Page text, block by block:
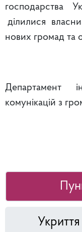
господарства
ділилися
нових громад та
Департамент
комунікацій з
Укриття